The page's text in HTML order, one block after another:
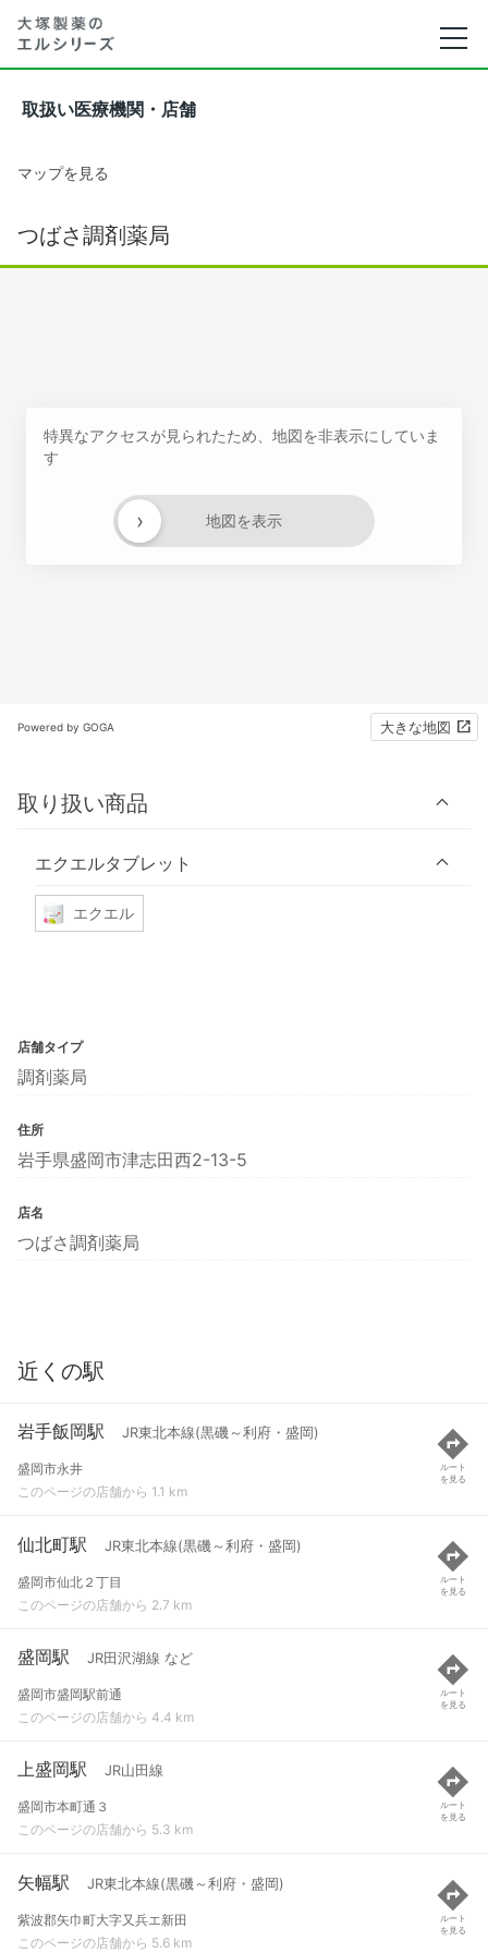
取扱い医療機関・店舗
マップを見る
つばさ調剤薬局
特異なアクセスが見られたため、地図を非表示にしていま
す
地図を表示
›
Powered by GOGA 大きな地図
取り扱い商品
エクエルタブレット
エクエル
店舗タイプ
調剤薬局
住所
岩手県盛岡市津志田西2-13-5
店名
つばさ調剤薬局
近くの駅
岩手飯岡駅 JR東北本線(黒磯～利府・盛岡)
盛岡市永井
このページの店舗から 1.1 km
ルート
を見る
仙北町駅 JR東北本線(黒磯～利府・盛岡)
盛岡市仙北２丁目
このページの店舗から 2.7 km
ルート
を見る
盛岡駅 JR田沢湖線 など
盛岡市盛岡駅前通
このページの店舗から 4.4 km
ルート
を見る
上盛岡駅 JR山田線
盛岡市本町通３
このページの店舗から 5.3 km
ルート
を見る
矢幅駅 JR東北本線(黒磯～利府・盛岡)
紫波郡矢巾町大字又兵エ新田
このページの店舗から 5.6 km
ルート
を見る